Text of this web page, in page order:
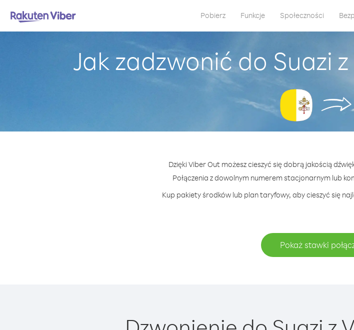
Pobierz Funkcje Społeczności
Jak zadzwonić do Suazi
Dzięki Viber Out możesz cieszyć się dobrą jakością
Połączenia z dowolnym numerem stacjonarnym lub
Kup pakiety środków lub plan taryfowy, aby cieszyć się
Pokaż stawki